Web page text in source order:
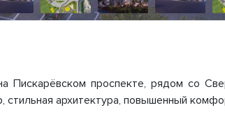
проспекте, рядом со
стильная архитектура, повышенный